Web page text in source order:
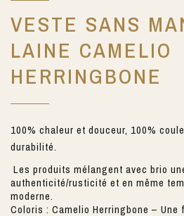
VESTE SANS
LAINE CAMELIO
HERRINGBONE
100% chaleur et douceur, 100%
durabilité.
Les produits mélangent avec brio
authenticité/rusticité et en même
moderne.
Coloris : Camelio Herringbone –